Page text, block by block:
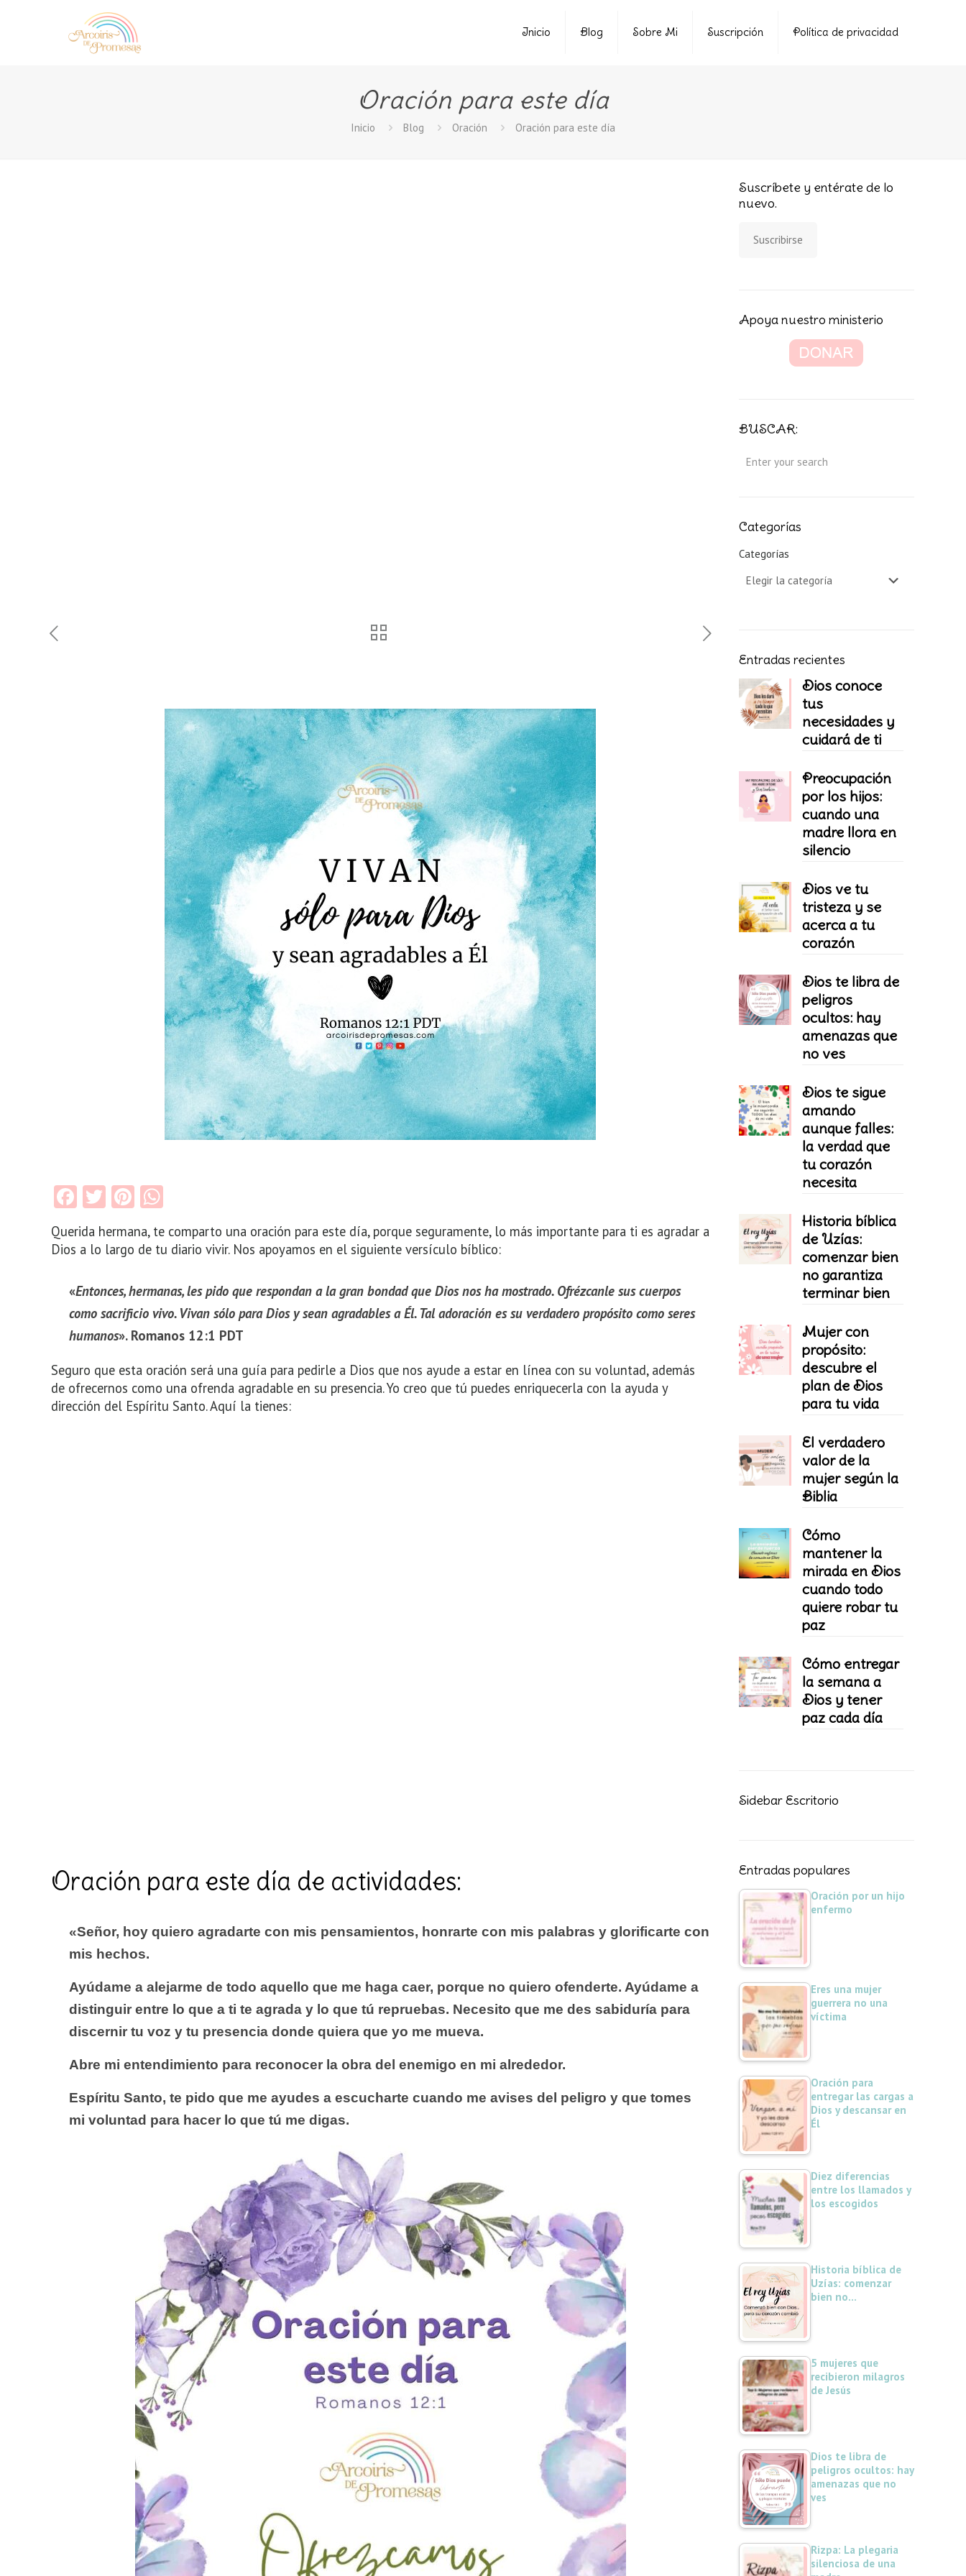
Inicio Blog Sobre Mi Suscripción Política de privacidad
Oración para este día
Inicio Blog Oración Oración para este día
Facebook
TwitterPinterest
Querida hermana, te comparto una oración para este día, porque seguramente, lo más importante para ti es agradar a
Dios a lo largo de tu diario vivir. Nos apoyamos en el siguiente versículo bíblico:
«Entonces, hermanas, les pido que respondan a la gran bondad que Dios nos ha mostrado. Ofrézcanle sus cuerpos
como sacrificio vivo. Vivan sólo para Dios y sean agradables a Él. Tal adoración es su verdadero propósito como seres
humanos». Romanos 12:1 PDT
Seguro que esta oración será una guía para pedirle a Dios que nos ayude a estar en línea con su voluntad, además
de ofrecernos como una ofrenda agradable en su presencia. Yo creo que tú puedes enriquecerla con la ayuda y
dirección del Espíritu Santo. Aquí la tienes:
Oración para este día de actividades:
«Señor, hoy quiero agradarte con mis pensamientos, honrartecon mis palabras y glorificarte con
mis hechos.
Ayúdame a alejarme de todo aquello que me haga caer, porque noquiero ofenderte. Ayúdame a
distinguir entre lo que a ti te agrada y lo que tú repruebas. Necesito que me des sabiduría para
discernir tu voz y tu presencia donde quiera que yo me mueva.
Abre mi entendimiento para reconocer la obra del enemigo en mi alrededor.
Espíritu Santo, te pido que me ayudes a escucharte cuando meavises del peligro y que tomes
mi voluntad para hacer lo que tú me digas.
Suscríbete y entérate de lo
nuevo.
Suscribirse
Apoya nuestro ministerio
BUSCAR:
Categorías
Categorías
Entradas recientes
Dios conoce
tus
necesidades y
cuidará de ti
Preocupación
por los hijos:
cuando una
madre llora en
silencio
Dios ve tu
tristeza y se
acerca a tu
corazón
Dios te libra de
peligros
ocultos: hay
amenazas que
no ves
Dios te sigue
amando
aunque falles:
la verdad que
tu corazón
necesita
Historia bíblica
de Uzías:
comenzar bien
no garantiza
terminar bien
Mujer con
propósito:
descubre el
plan de Dios
para tu vida
El verdadero
valor de la
mujer según la
Biblia
Cómo
mantener la
mirada en Dios
cuando todo
quiere robar tu
paz
Cómo entregar
la semana a
Dios y tener
paz cada día
Sidebar Escritorio
Entradas populares
Oración por un hijo
enfermo
Eres una mujer
guerrera no una
víctima
Oración para
entregar las cargas a
Dios y descansar en
Él
Diez diferencias
entre los llamados y
los escogidos
Historia bíblica de
Uzías: comenzar
bien no…
5 mujeres que
recibieron milagros
de Jesús
Dios te libra de
peligros ocultos: hay
amenazas que no
ves
Rizpa: La plegaria
silenciosa de una